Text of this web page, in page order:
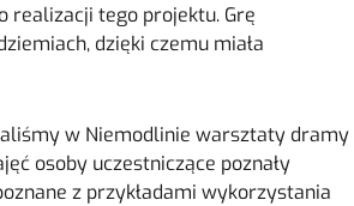
realizacji tego projektu. Grę
dzięki czemu miała
w Niemodlinie warsztaty dramy
osoby uczestniczące poznały
z przykładami wykorzystania